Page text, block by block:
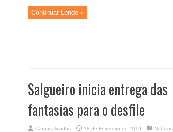
Continuar Lendo »
Salgueiro inicia entrega das
fantasias para o desfile
Carnavalizados 18 de Fevereiro de 2019
Notícias